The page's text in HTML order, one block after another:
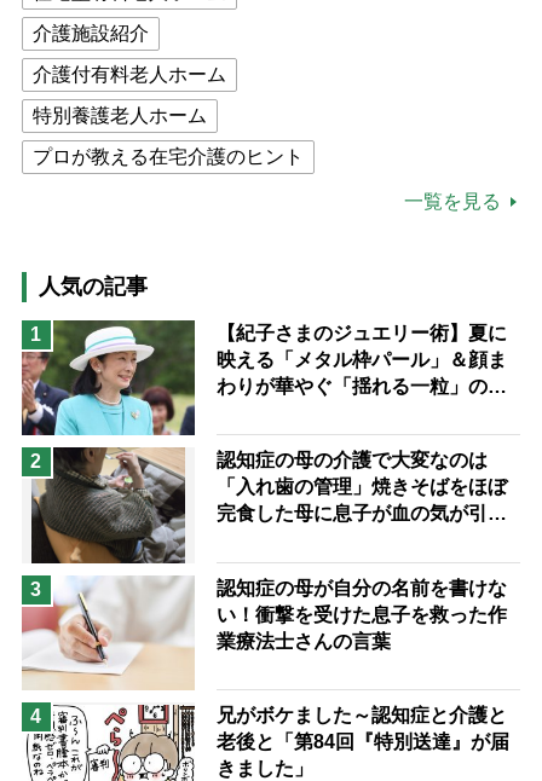
介護施設紹介
介護付有料老人ホーム
特別養護老人ホーム
プロが教える在宅介護のヒント
猫が母になつきません
息子の遠距離介護サバイバル術
兄がボケました
便利なサービス
予防法
一覧を見る
人気の記事
1
【紀子さまのジュエリー術】夏に
映える「メタル枠パール」＆顔ま
わりが華やぐ「揺れる一粒」の使
2
認知症の母の介護で大変なのは
「入れ歯の管理」焼きそばをほぼ
完食した母に息子が血の気が引い
3
認知症の母が自分の名前を書けな
い！衝撃を受けた息子を救った作
業療法士さんの言葉
4
兄がボケました～認知症と介護と
老後と「第84回『特別送達』が届
きました」